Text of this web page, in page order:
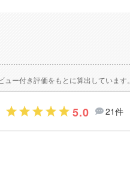
ー付き評価をもとに算出しています。
5.0 21件